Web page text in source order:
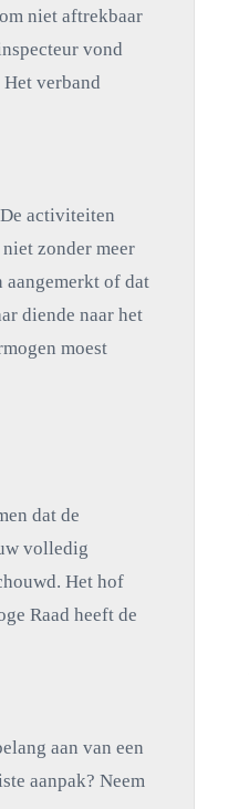
niet aftrekbaar
vond
verband
activiteiten
zonder meer
of dat
diende naar het
moest
dat de
volledig
Het hof
Raad heeft de
aan van een
aanpak? Neem